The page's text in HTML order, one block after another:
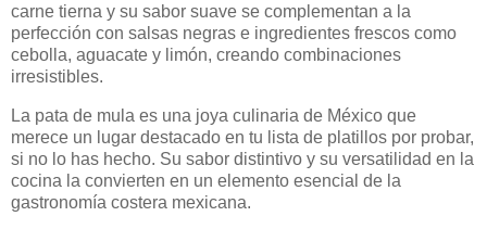
carne tierna y su sabor suave se complementan a la
perfección con salsas negras e ingredientes frescos como
cebolla, aguacate y limón, creando combinaciones
irresistibles.
La pata de mula es una joya culinaria de México que
merece un lugar destacado en tu lista de platillos por probar,
si no lo has hecho. Su sabor distintivo y su versatilidad en la
cocina la convierten en un elemento esencial de la
gastronomía costera mexicana.